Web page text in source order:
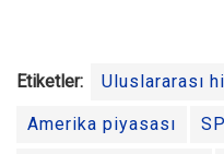
Etiketler: Uluslararası
Amerika piyasası